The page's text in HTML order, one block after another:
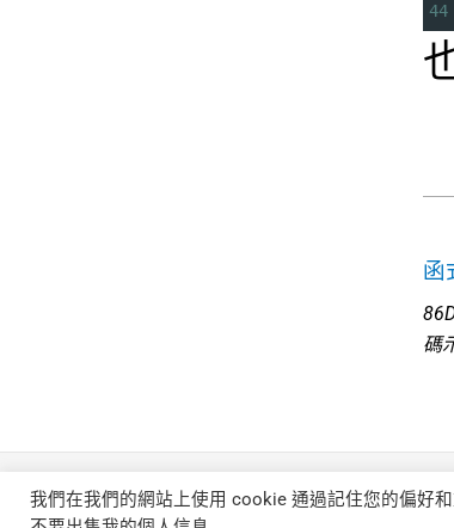
44
函
碼
我們在我們的網站上使用 cookie 通過記住您的偏好